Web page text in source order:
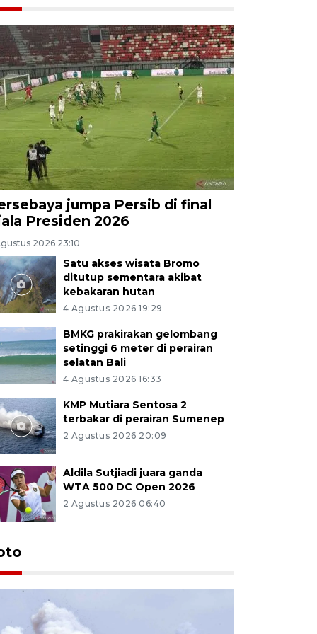
jumpa Persib di final
Presiden 2026
2026 23:10
Satu akses wisata Bromo
ditutup sementara akibat
kebakaran hutan
4 Agustus 2026 19:29
BMKG prakirakan gelombang
setinggi 6 meter di perairan
selatan Bali
4 Agustus 2026 16:33
KMP Mutiara Sentosa 2
terbakar di perairan Sumenep
2 Agustus 2026 20:09
Aldila Sutjiadi juara ganda
WTA 500 DC Open 2026
2 Agustus 2026 06:40